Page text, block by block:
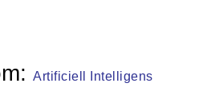
Artificiell Intelligens